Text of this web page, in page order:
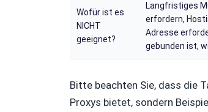
Wofür ist es
NICHT
geeignet?
Langfristiges
erfordern,
Adresse
gebunden ist,
Bitte beachten Sie, dass die
Proxys bietet, sondern